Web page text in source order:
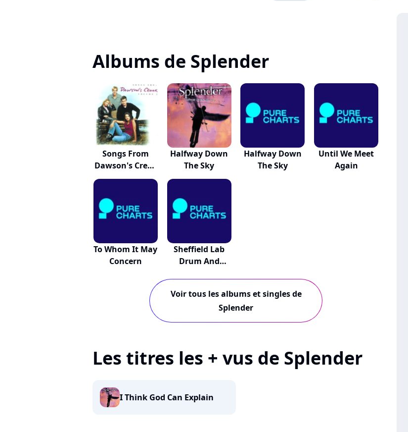
Albums de Splender
Songs From
Dawson's Creek
- V...
Halfway Down
The Sky
Halfway Down
The Sky
Until We Meet
Again
To Whom It May
Concern
Sheffield Lab
Drum And
Voir tous les albums et singles de
Splender
Les titres les + vus de Splender
I Think God Can Explain